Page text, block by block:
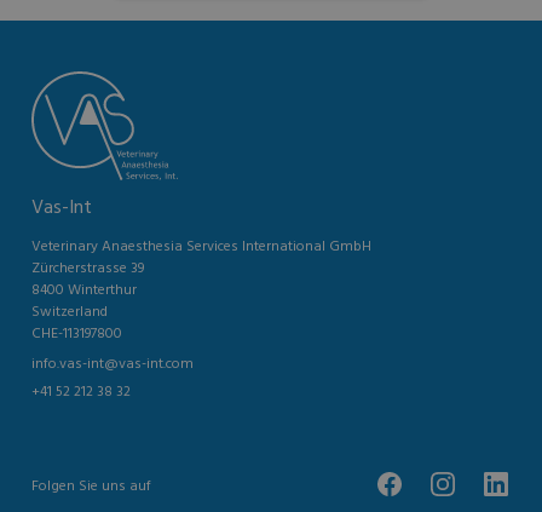
Vas-Int
Veterinary Anaesthesia Services International GmbH
Zürcherstrasse 39
8400 Winterthur
Switzerland
CHE-113197800
info.vas-int@vas-int.com
+41 52 212 38 32
Folgen Sie uns auf